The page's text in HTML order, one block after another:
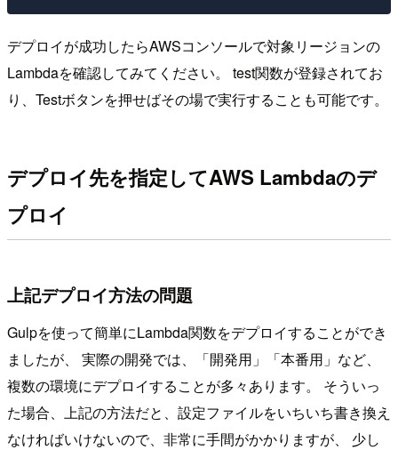
デプロイが成功したらAWSコンソールで対象リージョンの
Lambdaを確認してみてください。 test関数が登録されてお
り、Testボタンを押せばその場で実行することも可能です。
デプロイ先を指定してAWS Lambdaのデ
プロイ
上記デプロイ方法の問題
Gulpを使って簡単にLambda関数をデプロイすることができ
ましたが、 実際の開発では、「開発用」「本番用」など、
複数の環境にデプロイすることが多々あります。 そういっ
た場合、上記の方法だと、設定ファイルをいちいち書き換え
なければいけないので、非常に手間がかかりますが、 少し